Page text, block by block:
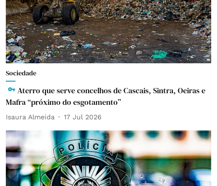
Sociedade
Aterro que serve concelhos de Cascais, Sintra, Oeiras e
Mafra “próximo do esgotamento”
Isaura Almeida 17 Jul 2026